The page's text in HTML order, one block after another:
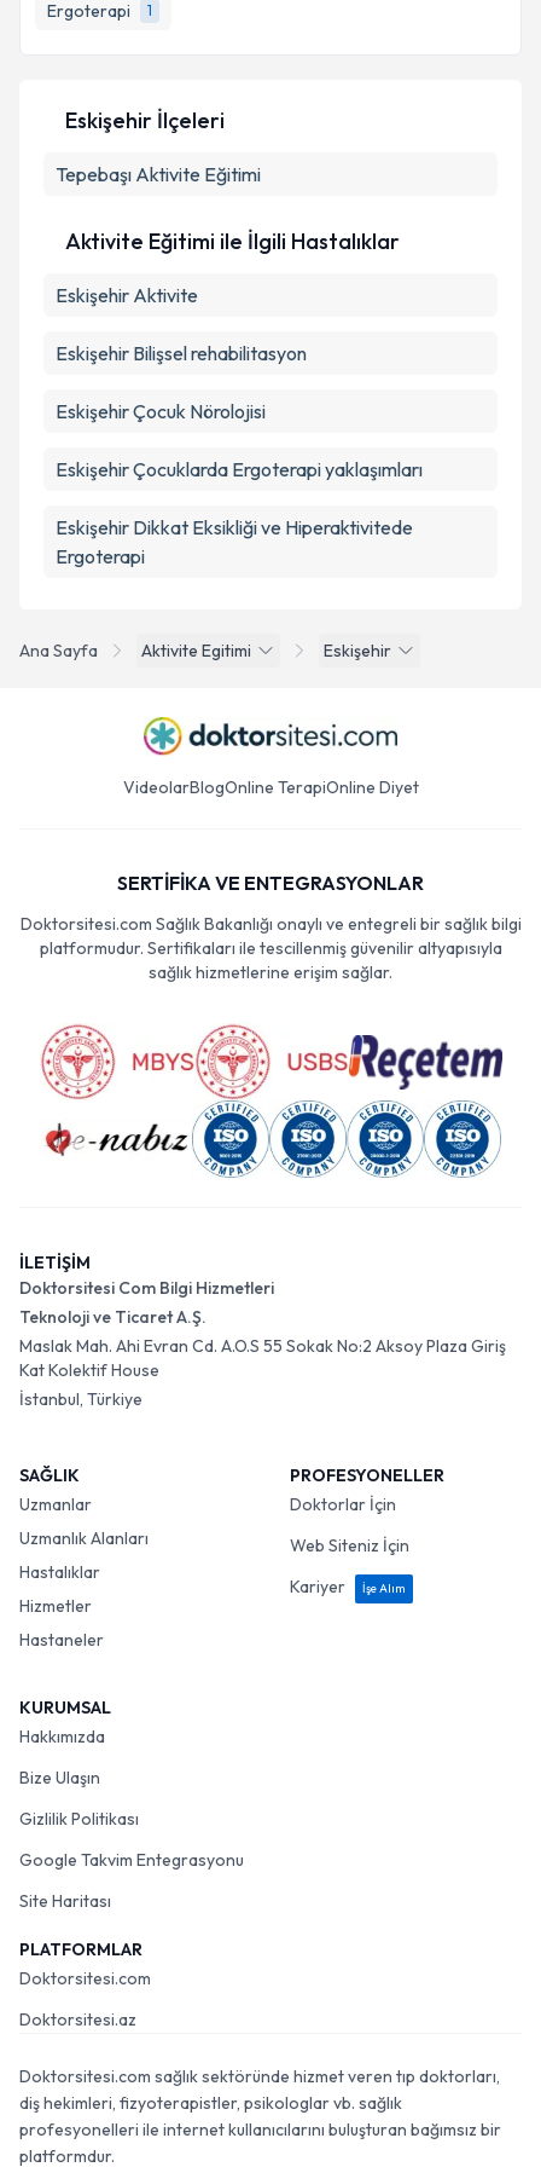
Ergoterapi
1
bilgilendireceğiz.
E-posta Adresiniz
Kişisel verilerimin işlenmesine ilişkin
Takvim Talebini Gönder
Ana Sayfa Aktivite Egitimi Eskişehir
Eskişehir İlçeleri
Tepebaşı Aktivite Eğitimi
Aktivite Eğitimi ile İlgili Hastalıklar
Eskişehir Aktivite
Eskişehir Bilişsel rehabilitasyon
Eskişehir Çocuk Nörolojisi
Eskişehir Çocuklarda Ergoterapi yaklaşımları
Eskişehir Dikkat Eksikliği ve Hiperaktivitede
Ergoterapi
VideolarBlogOnline TerapiOnline Diyet
SERTİFİKA VE ENTEGRASYONLAR
Doktorsitesi.com Sağlık Bakanlığı onaylı ve entegreli bir sağlık bilgi
platformudur. Sertifikaları ile tescillenmiş güvenilir altyapısıyla
sağlık hizmetlerine erişim sağlar.
İLETİŞİM
Doktorsitesi Com Bilgi Hizmetleri
Teknoloji ve Ticaret A.Ş.
Maslak Mah. Ahi Evran Cd. A.O.S 55 Sokak No:2 Aksoy Plaza Giriş
Kat Kolektif House
İstanbul, Türkiye
SAĞLIK
Uzmanlar
Uzmanlık Alanları
Hastalıklar
Hizmetler
Hastaneler
PROFESYONELLER
Doktorlar İçin
Web Siteniz İçin
Kariyer
İşe Alım
KURUMSAL
Hakkımızda
Bize Ulaşın
Gizlilik Politikası
Google Takvim Entegrasyonu
Site Haritası
PLATFORMLAR
Doktorsitesi.com
Doktorsitesi.az
Doktorsitesi.com sağlık sektöründe hizmet veren tıp doktorları,
diş hekimleri, fizyoterapistler, psikologlar vb. sağlık
profesyonelleri ile internet kullanıcılarını buluşturan bağımsız bir
platformdur.